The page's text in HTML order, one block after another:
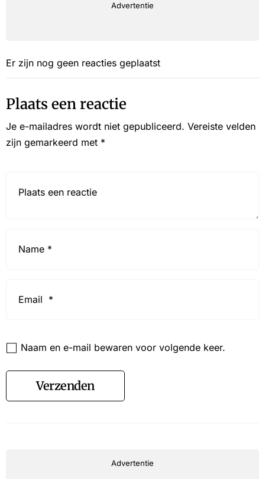
Advertentie
Er zijn nog geen reacties geplaatst
Plaats een reactie
Je e-mailadres wordt niet gepubliceerd. Vereiste velden
zijn gemarkeerd met *
Naam en e-mail bewaren voor volgende keer.
Verzenden
Advertentie